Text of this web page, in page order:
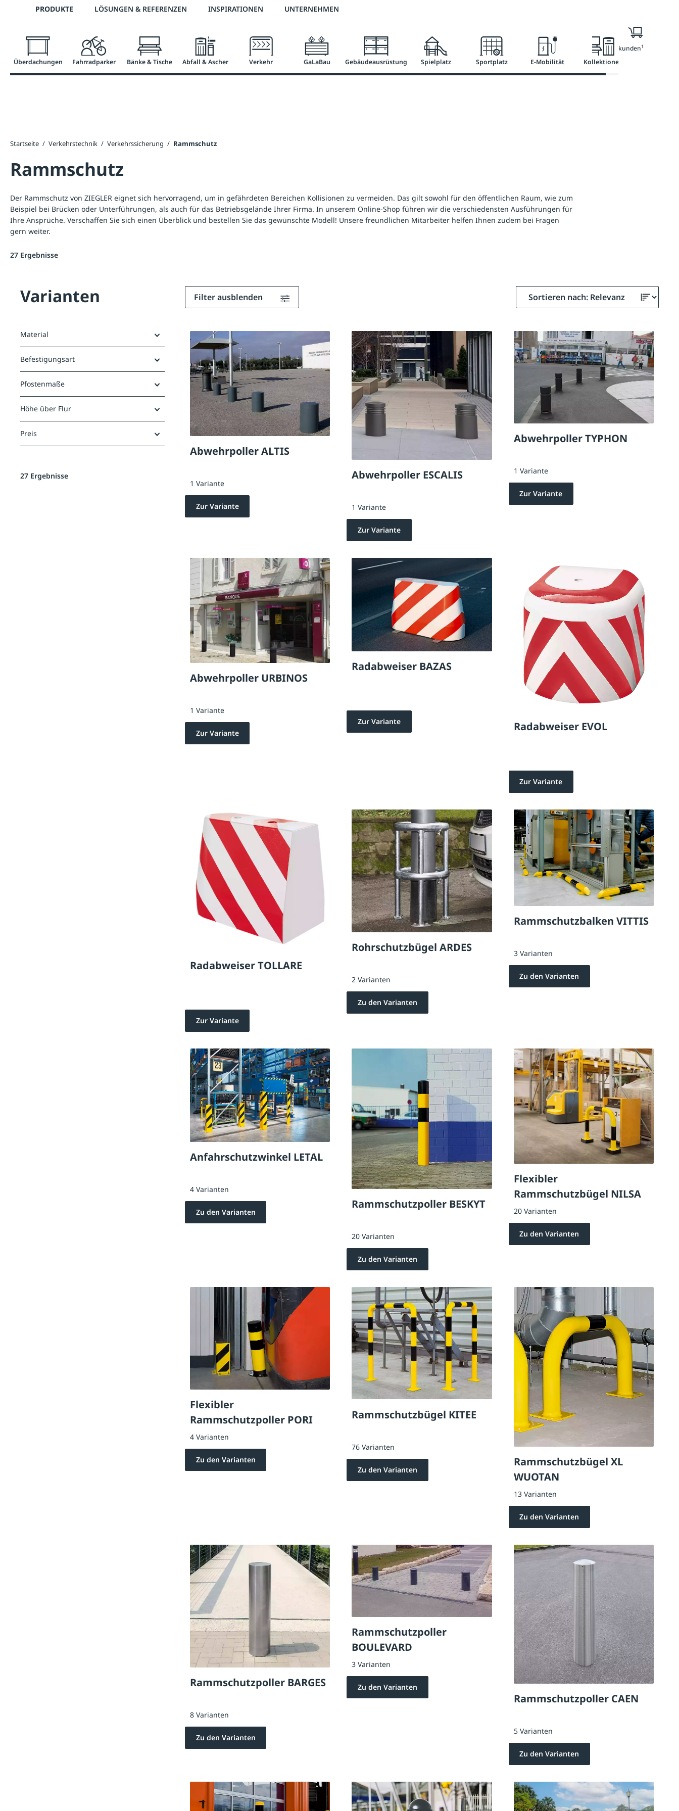
Zur Hauptnavigation springen
Telefon: +43 7672 95895 0 3 % Online-Rabatt versandkostenfrei ab 50 €
PRODUKTE LÖSUNGEN & REFERENZEN INSPIRATIONEN UNTERNEHMEN
Überdachungen Fahrradparker Bänke & Tische Abfall & Ascher Verkehr GaLaBau Gebäudeausrüstung Spielplatz Sportplatz E-Mobilität Kollektionen
Nur für Geschäftskunden1
Startseite / Verkehrstechnik / Verkehrssicherung / Rammschutz
Rammschutz
Der Rammschutz von ZIEGLER eignet sich hervorragend, um in gefährdeten Bereichen Kollisionen zu vermeiden. Das gilt sowohl für den öffentlichen Raum, wie zum
Beispiel bei Brücken oder Unterführungen, als auch für das Betriebsgelände Ihrer Firma. In unserem Online-Shop führen wir die verschiedensten Ausführungen für
Ihre Ansprüche. Verschaffen Sie sich einen Überblick und bestellen Sie das gewünschte Modell! Unsere freundlichen Mitarbeiter helfen Ihnen zudem bei Fragen
gern weiter.
27 Ergebnisse
Varianten
Material
Befestigungsart
Pfostenmaße
Höhe über Flur
Preis
27 Ergebnisse
Filter ausblenden
Abwehrpoller ALTIS
1 Variante
Zur Variante
Abwehrpoller ESCALIS
1 Variante
Zur Variante
Abwehrpoller TYPHON
1 Variante
Zur Variante
Abwehrpoller URBINOS
1 Variante
Zur Variante
Radabweiser BAZAS
Zur Variante Radabweiser EVOL
Zur Variante
Radabweiser TOLLARE
Zur Variante
Rohrschutzbügel ARDES
2 Varianten
Zu den Varianten
Rammschutzbalken VITTIS
3 Varianten
Zu den Varianten
Anfahrschutzwinkel LETAL
4 Varianten
Zu den Varianten
Rammschutzpoller BESKYT
20 Varianten
Zu den Varianten
Flexibler
Rammschutzbügel NILSA
20 Varianten
Zu den Varianten
Flexibler
Rammschutzpoller PORI
4 Varianten
Zu den Varianten
Rammschutzbügel KITEE
76 Varianten
Zu den Varianten
Rammschutzbügel XL
WUOTAN
13 Varianten
Zu den Varianten
Rammschutzpoller BARGES
8 Varianten
Zu den Varianten
Rammschutzpoller
BOULEVARD
3 Varianten
Zu den Varianten
Rammschutzpoller CAEN
5 Varianten
Zu den Varianten